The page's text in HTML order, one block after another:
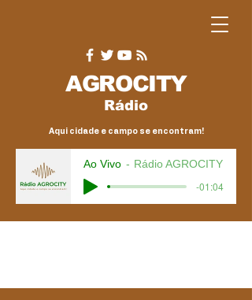
AGROCITY
Rádio
Aqui cidade e campo se encontram!
Ao Vivo Rádio AGROCITY
-01:04